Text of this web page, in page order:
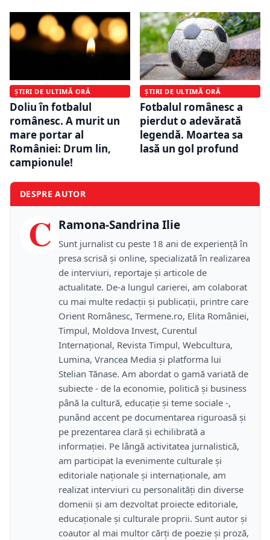
ȘTIRI DE ULTIMĂ ORĂ
Doliu în fotbalul
românesc. A murit un
mare portar al
României: Drum lin,
campionule!
ȘTIRI DE ULTIMĂ ORĂ
Fotbalul românesc a
pierdut o adevărată
legendă. Moartea sa
lasă un gol profund
DESPRE AUTOR
C Ramona-Sandrina Ilie
Sunt jurnalist cu peste 18 ani de experiență în
presa scrisă și online, specializată în realizarea
de interviuri, reportaje și articole de
actualitate. De-a lungul carierei, am colaborat
cu mai multe redacții și publicații, printre care
Orient Românesc, Termene.ro, Elita României,
Timpul, Moldova Invest, Curentul
Internațional, Revista Timpul, Webcultura,
Lumina, Vrancea Media și platforma lui
Stelian Tănase. Am abordat o gamă variată de
subiecte - de la economie, politică și business
până la cultură, educație și teme sociale -,
punând accent pe documentarea riguroasă și
pe prezentarea clară și echilibrată a
informației. Pe lângă activitatea jurnalistică,
am participat la evenimente culturale și
editoriale naționale și internaționale, am
realizat interviuri cu personalități din diverse
domenii și am dezvoltat proiecte editoriale,
educaționale și culturale proprii. Sunt autor și
coautor al mai multor cărți de poezie și proză,